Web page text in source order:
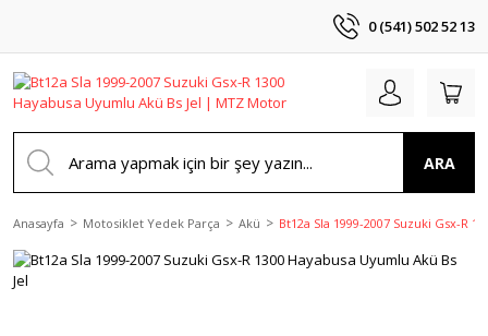
0 (541) 502 52 13
ARA
Anasayfa Motosiklet Yedek Parça Akü Bt12a Sla 1999-2007 Suzuki Gsx-R